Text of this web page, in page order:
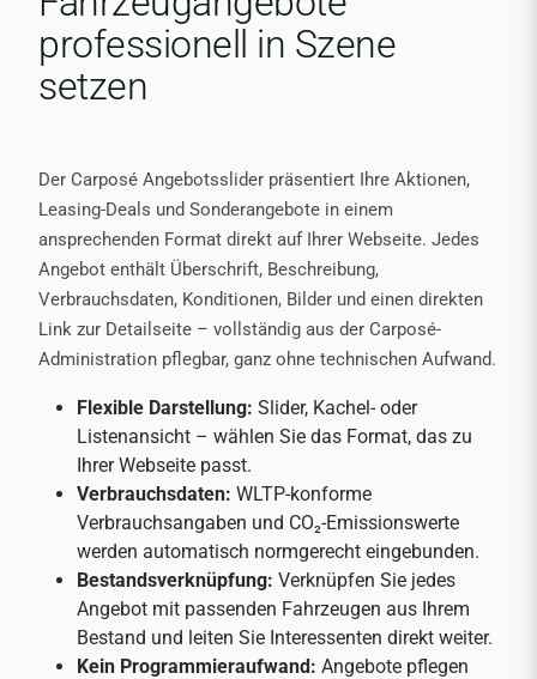
professionell in Szene
setzen
Der Carposé Angebotsslider präsentiert Ihre Aktionen,
Leasing-Deals und Sonderangebote in einem
ansprechenden Format direkt auf Ihrer Webseite. Jedes
Angebot enthält Überschrift, Beschreibung,
Verbrauchsdaten, Konditionen, Bilder und einen direkten
Link zur Detailseite – vollständig aus der Carposé-
Administration pflegbar, ganz ohne technischen Aufwand.
Flexible Darstellung: Slider, Kachel- oder
Listenansicht – wählen Sie das Format, das zu
Ihrer Webseite passt.
Verbrauchsdaten: WLTP-konforme
Verbrauchsangaben und CO₂-Emissionswerte
werden automatisch normgerecht eingebunden.
Bestandsverknüpfung: Verknüpfen Sie jedes
Angebot mit passenden Fahrzeugen aus Ihrem
Bestand und leiten Sie Interessenten direkt weiter.
Kein Programmieraufwand: Angebote pflegen